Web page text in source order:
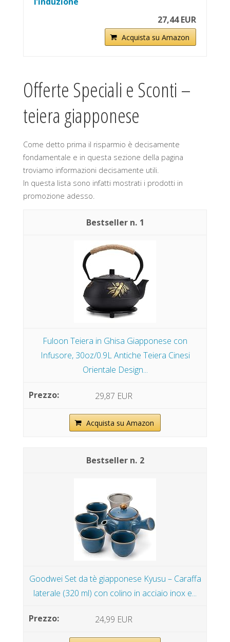
27,44 EUR
Acquista su Amazon
Offerte Speciali e Sconti –
teiera giapponese
Come detto prima il risparmio è decisamente
fondamentale e in questa sezione della pagina
troviamo informazioni decisamente utili.
In questa lista sono infatti mostrati i prodotti in
promozione adesso.
1
Fuloon Teiera in Ghisa Giapponese con
Infusore, 30oz/0.9L Antiche Teiera Cinesi
Orientale Design...
29,87 EUR
Acquista su Amazon
2
Goodwei Set da tè giapponese Kyusu – Caraffa
laterale (320 ml) con colino in acciaio inox e...
24,99 EUR